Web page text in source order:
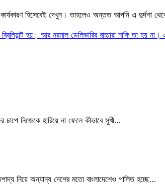
কার্যকারণ হিসেবেই দেখুন। তাহলেও অন্তত আপনি এ দুর্দশা
হয়। আর নরমাল ডেলিভারির বাচ্চারা নাকি তা হয় না।
নিজেকে হারিয়ে না ফেলে কীভাবে সুখী…
নিয়ে অন্যান্য দেশের মতো বাংলাদেশেও পালিত হচ্ছে…